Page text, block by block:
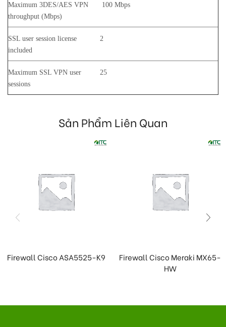
Maximum 3DES/AES VPN
throughput (Mbps)
100 Mbps
SSL user session license
included
2
Maximum SSL VPN user
sessions
25
Sản Phẩm Liên Quan
Firewall Cisco ASA5525-K9
Firewall Cisco Meraki MX65-
HW